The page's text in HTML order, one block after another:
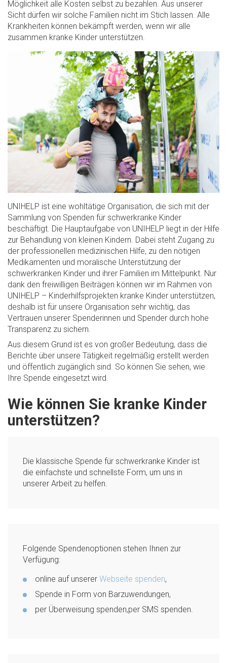
Möglichkeit alle Kosten selbst zu bezahlen. Aus unserer
Sicht dürfen wir solche Familien nicht im Stich lassen. Alle
Krankheiten können bekämpft werden, wenn wir alle
zusammen kranke Kinder unterstützen.
UNIHELP ist eine wohltätige Organisation, die sich mit der
Sammlung von Spenden für schwerkranke Kinder
beschäftigt. Die Hauptaufgabe von UNIHELP liegt in der Hilfe
zur Behandlung von kleinen Kindern. Dabei steht Zugang zu
der professionellen medizinischen Hilfe, zu den nötigen
Medikamenten und moralische Unterstützung der
schwerkranken Kinder und ihrer Familien im Mittelpunkt. Nur
dank den freiwilligen Beiträgen können wir im Rahmen von
UNIHELP – Kinderhilfsprojekten kranke Kinder unterstützen,
deshalb ist für unsere Organisation sehr wichtig, das
Vertrauen unserer Spenderinnen und Spender durch hohe
Transparenz zu sichern.
Aus diesem Grund ist es von großer Bedeutung, dass die
Berichte über unsere Tätigkeit regelmäßig erstellt werden
und öffentlich zugänglich sind. So können Sie sehen, wie
Ihre Spende eingesetzt wird.
Wie können Sie kranke Kinder
unterstützen?
Die klassische Spende für schwerkranke Kinder ist
die einfachste und schnellste Form, um uns in
unserer Arbeit zu helfen.
Folgende Spendenoptionen stehen Ihnen zur
Verfügung:
online auf unserer Webseite spenden,
Spende in Form von Barzuwendungen,
per Überweisung spenden,per SMS spenden.